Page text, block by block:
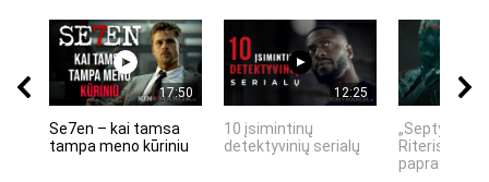
17:50
Se7en – kai tamsa
tampa meno kūriniu
12:25
10 įsimintinų
detektyvinių serialų
„Septynių
Riteris" – kai